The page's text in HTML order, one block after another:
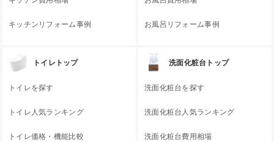
キッチンリフォーム事例 お風呂リフォーム事例
トイレトップ
トイレを探す
トイレ人気ランキング
トイレ価格・機能比較
洗面化粧台トップ
洗面化粧台を探す
洗面化粧台人気ランキング
洗面化粧台費用相場